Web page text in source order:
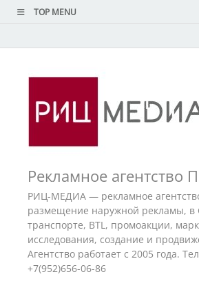
TOP MENU
Рекламное агентство
РИЦ-МЕДИА — рекламное
размещение наружной рекламы,
транспорте, BTL, промоакции,
исследования, создание и
Агентство работает с 2005 года.
+7(952)656-06-86